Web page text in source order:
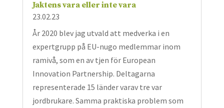
Jaktens vara eller inte vara
23.02.23
År 2020 blev jag utvald att medverka i en
expertgrupp på EU-nugo medlemmar inom
ramivå, som en av tjen för European
Innovation Partnership. Deltagarna
representerade 15 länder varav tre var
jordbrukare. Samma praktiska problem som